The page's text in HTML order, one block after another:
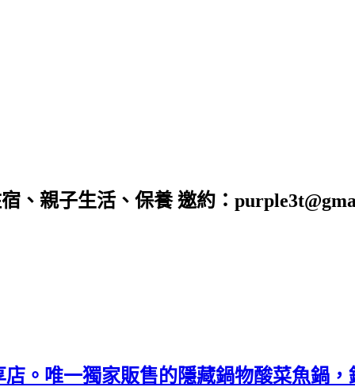
、親子生活、保養 邀約：
。唯一獨家販售的隱藏鍋物酸菜魚鍋，